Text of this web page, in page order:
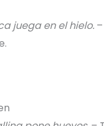
juega en el hielo.–